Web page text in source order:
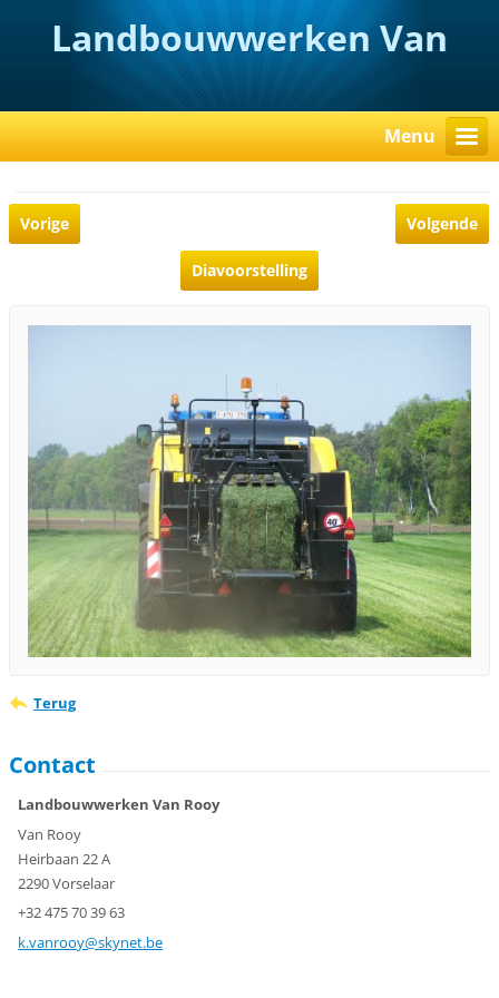
Landbouwwerken Van
Rooy
Menu
Vorige Volgende
Diavoorstelling
Terug
Contact
Landbouwwerken Van Rooy
Van Rooy
Heirbaan 22 A
2290 Vorselaar
+32 475 70 39 63
k.vanrooy@skynet.be